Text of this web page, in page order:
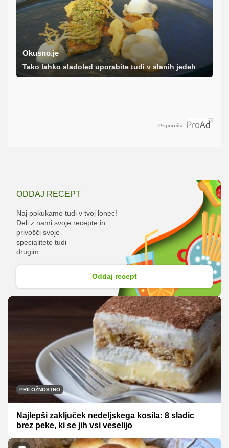
Okusno.je
Tako lahko sladoled uporabite tudi v slanih jedeh
Priporoča
ODDAJ RECEPT
Naj pokukamo tudi v tvoj lonec!
Deli z nami svoje recepte in
privošči svoje
specialitete tudi
drugim.
Oddaj recept
PRILOŽNOSTNO
Najlepši zaključek nedeljskega kosila: 8 sladic
brez peke, ki se jih vsi veselijo